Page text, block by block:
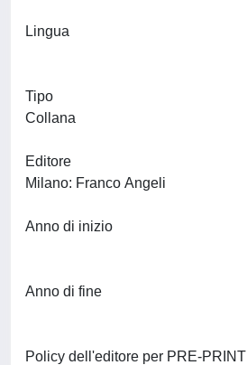
Lingua
Tipo
Collana
Editore
Anno di inizio
Anno di fine
Policy dell'editore per PRE-PRINT